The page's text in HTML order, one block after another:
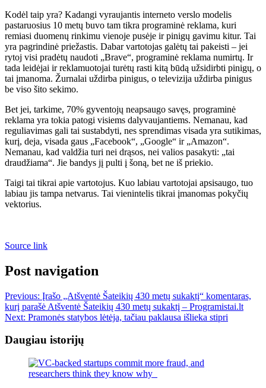
Kodėl taip yra? Kadangi vyraujantis interneto verslo modelis
pastaruosius 10 metų buvo tam tikra programinė reklama, kuri
remiasi duomenų rinkimu vienoje pusėje ir pinigų gavimu kitur. Tai
yra pagrindinė priežastis. Dabar vartotojas galėtų tai pakeisti – jei
rytoj visi pradėtų naudoti „Brave“, programinė reklama numirtų. Ir
tada leidėjai ir reklamuotojai turėtų rasti kitą būdą užsidirbti pinigų, o
tai įmanoma. Žurnalai uždirba pinigus, o televizija uždirba pinigus
be viso šito sekimo.
Bet jei, tarkime, 70% gyventojų neapsaugo savęs, programinė
reklama yra tokia patogi visiems dalyvaujantiems. Nemanau, kad
reguliavimas gali tai sustabdyti, nes sprendimas visada yra sutikimas,
kurį, deja, visada gaus „Facebook“, „Google“ ir „Amazon“.
Nemanau, kad valdžia turi nei drąsos, nei valios pasakyti: „tai
draudžiama“. Jie bandys jį pulti į šoną, bet ne iš priekio.
Taigi tai tikrai apie vartotojus. Kuo labiau vartotojai apsisaugo, tuo
labiau jis tampa netvarus. Tai vienintelis tikrai įmanomas pokyčių
vektorius.
Source link
Post navigation
Previous: Įrašo „Atšventė Šateikių 430 metų sukaktį“ komentaras,
kurį parašė Atšventė Šateikių 430 metų sukaktį – Programistai.lt
Next: Pramonės statybos lėtėja, tačiau paklausa išlieka stipri
Daugiau istorijų